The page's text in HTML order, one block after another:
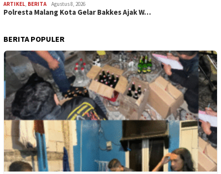
ARTIKEL, BERITA Agustus 8, 2026
Polresta Malang Kota Gelar Bakkes Ajak W…
BERITA POPULER